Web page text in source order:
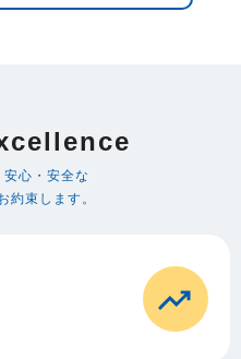
心・安全な
約束します。